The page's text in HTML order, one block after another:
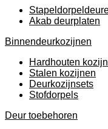
Akab deurplaten
Binnendeurkozijnen
Hardhouten
Stalen kozijnen
Deurkozijnsets
Stofdorpels
Deur toebehoren